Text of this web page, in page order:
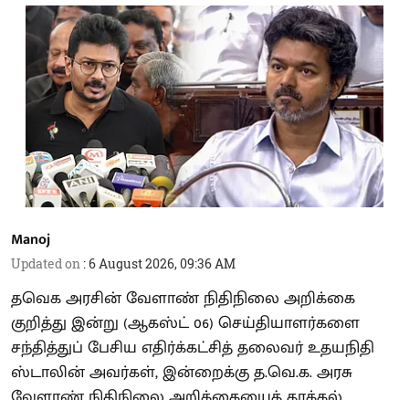
Manoj
Updated on :6 August 2026, 09:36 AM
தவெக அரசின் வேளாண் நிதிநிலை அறிக்கை
குறித்து இன்று (ஆகஸ்ட் 06) செய்தியாளர்களை
சந்தித்துப் பேசிய எதிர்க்கட்சித் தலைவர் உதயநிதி
ஸ்டாலின் அவர்கள், இன்றைக்கு த.வெ.க. அரசு